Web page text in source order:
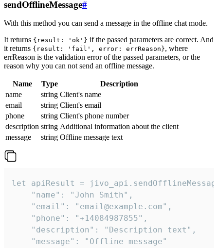
sendOfflineMessage#
With this method you can send a message in the offline chat mode.
It returns {result: 'ok'} if the passed parameters are correct. And
it returns {result: 'fail', error: errReason}, where
errReason is the validation error of the passed parameters, or the
reason why you can not send an offline message.
Name Type
Description
name
string Client's name
email
string Client's email
phone
string Client's phone number
description string Additional information about the client
message
string Offline message text
let apiResult =
    "name": "John Smith",
    "email": "email@example.com",
    "phone": "+14084987855",
    "description": "Description text",
    "message": "Offline message"